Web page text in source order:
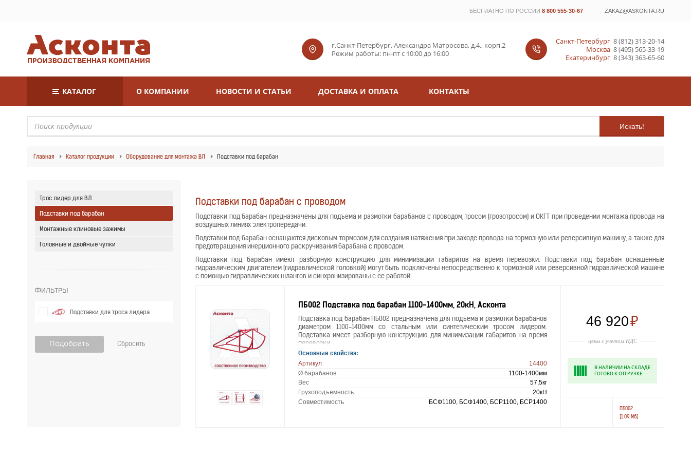
БЕСПЛАТНО ПО РОССИИ 8 800 555-30-67 ZAKAZ@ASKONTA.RU
г.Санкт-Петербург, Александра Матросова, д.4., корп.2
Режим работы: пн-пт с 10:00 до 16:00
Санкт-Петербург 8 (812) 313-20-14
Москва 8 (495) 565-33-19
Екатеринбург 8 (343) 363-65-60
КАТАЛОГ О КОМПАНИИ НОВОСТИ И СТАТЬИ ДОСТАВКА И ОПЛАТА КОНТАКТЫ
Искать!
Главная Каталог продукции Оборудование для монтажа ВЛ Подставки под барабан
Трос лидер для ВЛ
Подставки под барабан
Монтажные клиновые зажимы
Головные и двойные чулки
Фильтры
Подставки для троса лидера
Подобрать Сбросить
Подставки под барабан с проводом
Подставки под барабан предназначены для подъема и размотки барабанов с проводом, тросом (грозотросом) и ОКГТ при проведении монтажа провода на
воздушных линиях электропередачи.
Подставки под барабан оснащаются дисковым тормозом для создания натяжения при заходе провода на тормозную или реверсивную машину, а также для
предотвращения инерционного раскручивания барабана с проводом.
Подставки под барабан имеют разборную конструкцию для минимизации габаритов на время перевозки. Подставки под барабан оснащенные
гидравлическим двигателем (гидравлической головкой) могут быть подключены непосредственно к тормозной или реверсивной гидравлической машине
с помощью гидравлических шлангов и синхронизированы с ее работой.
ПБ002 Подставка под барабан 1100-1400мм, 20кН, Асконта
Подставка под барабан ПБ002 предназначена для подъема и размотки барабанов
диаметром 1100-1400мм со стальным или синтетическим тросом лидером.
Подставка имеет разборную конструкцию для минимизации габаритов на время
перевозки.
Основные свойства:
Артикул
14400
Ø барабанов
1100-1400мм
Вес
57,5кг
Грузоподъемность
20кН
Совместимость
БСФ1100, БСФ1400, БСР1100, БСР1400
46 920₽
цены с учетом НДС
В НАЛИЧИИ НА СКЛАДЕ
ГОТОВО К ОТГРУЗКЕ
ПБ002
[1.09 Мб]